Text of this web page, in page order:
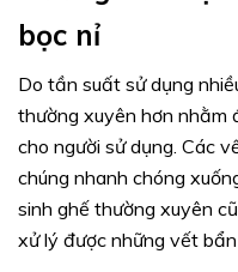
bọc nỉ
Do tần suất sử dụng
thường xuyên hơn nhằm
cho người sử dụng. Các
chúng nhanh chóng
sinh ghế thường xuyên
xử lý được những vết bẩn